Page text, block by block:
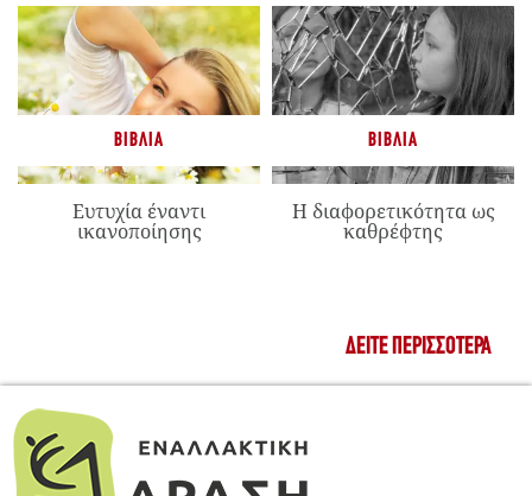
ΒΙΒΛΊΑ
Ευτυχία έναντι
ικανοποίησης
ΒΙΒΛΊΑ
Η διαφορετικότητα ως
καθρέφτης
ΔΕΊΤΕ ΠΕΡΙΣΣΌΤΕΡΑ